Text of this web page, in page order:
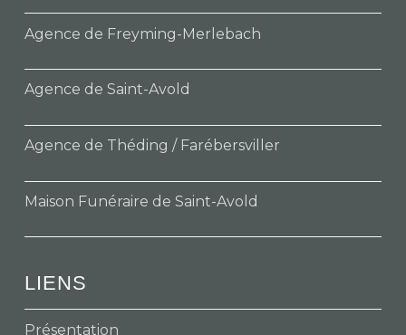
Agence de Freyming-Merlebach
Agence de Saint-Avold
Agence de Théding / Farébersviller
Maison Funéraire de Saint-Avold
LIENS
Présentation